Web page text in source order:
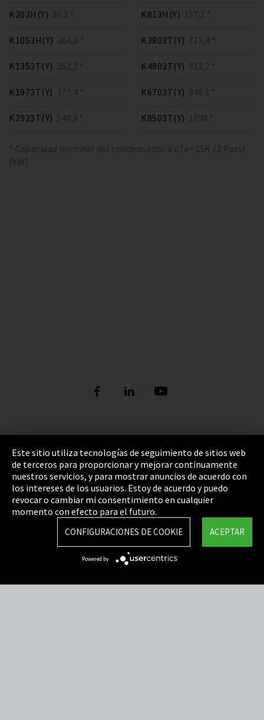
K203H(Y) 36,1 * K813H(Y) 157,1 *
K1053H(Y) 204,6 *
K1353T(Y) 262,2 *
K1973T(Y) 377,4 *
K2923T(Y) 540,8 *
K3803T(Y) 713,4 *
K4803T(Y) 913,2 *
K6703T(Y) 846.3 *
K8503T(Y) 1098 *
* Capacidad nominal del condensador a dTe=15K (2 Pass)
[kW]
Pie de imprenta
Política de privacidad
Cookie Settings
Términos y Condiciones
Mapa del sitio
Integrity Line
Este sitio utiliza tecnologías de seguimiento de sitios web
de terceros para proporcionar y mejorar continuamente
nuestros servicios, y para mostrar anuncios de acuerdo con
los intereses de los usuarios. Estoy de acuerdo y puedo
revocar o cambiar mi consentimiento en cualquier
momento con efecto para el futuro.
ACEPTAR
CONFIGURACIONES DE COOKIE
Powered by